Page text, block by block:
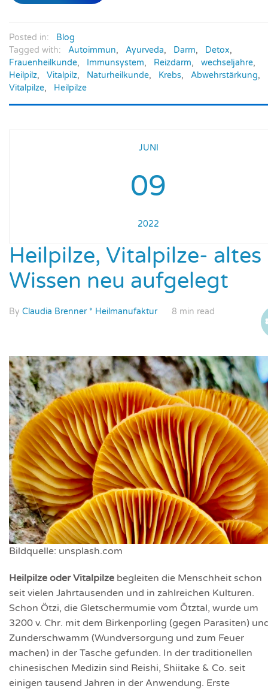
Posted in:
Blog
Tagged with:
Autoimmun, Ayurveda, Darm, Detox,
Frauenheilkunde, Immunsystem, Reizdarm, wechseljahre,
Heilpilz, Vitalpilz, Naturheilkunde, Krebs, Abwehrstärkung,
Vitalpilze, Heilpilze
JUNI
09
2022
Heilpilze, Vitalpilze- altes
Wissen neu aufgelegt
By Claudia Brenner * Heilmanufaktur 8 min read
Bildquelle: unsplash.com
Heilpilze oder Vitalpilze begleiten die Menschheit schon
seit vielen Jahrtausenden und in zahlreichen Kulturen.
Schon Ötzi, die Gletschermumie vom Ötztal, wurde um
3200 v. Chr. mit dem Birkenporling (gegen Parasiten)
Zunderschwamm (Wundversorgung und zum Feuer
machen) in der Tasche gefunden. In der traditionellen
chinesischen Medizin sind Reishi, Shiitake & Co. seit
einigen tausend Jahren in der Anwendung. Erste